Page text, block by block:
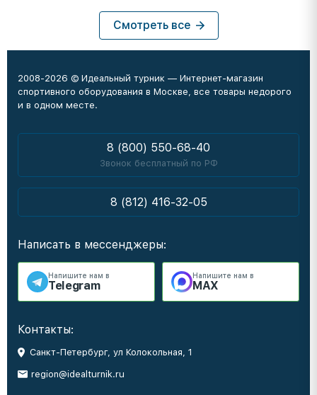
Смотреть все
2008-2026 © Идеальный турник — Интернет-магазин
спортивного оборудования в Москве, все товары недорого
и в одном месте.
8 (800) 550-68-40
Звонок бесплатный по РФ
8 (812) 416-32-05
Написать в мессенджеры:
Напишите нам в
Telegram
Напишите нам в
MAX
Контакты:
Санкт-Петербург, ул Колокольная, 1
region@idealturnik.ru